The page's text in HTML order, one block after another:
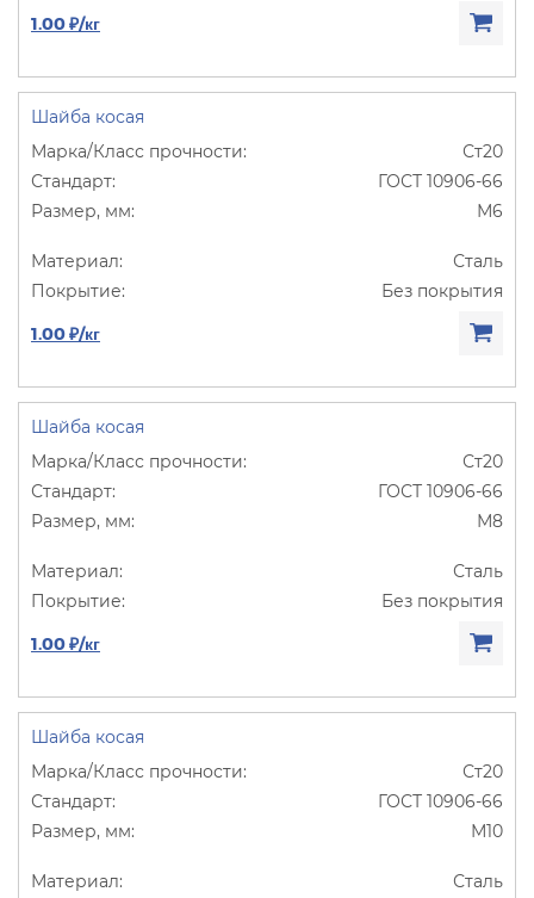
1.00 ₽/кг
Шайба косая
Ст20
ГОСТ 10906-66
М6
Сталь
Без покрытия
1.00 ₽/кг
Шайба косая
Ст20
ГОСТ 10906-66
М8
Сталь
Без покрытия
1.00 ₽/кг
Шайба косая
Ст20
ГОСТ 10906-66
М10
Сталь